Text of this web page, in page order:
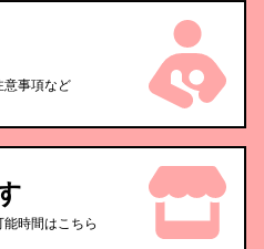
意事項など
時間はこちら